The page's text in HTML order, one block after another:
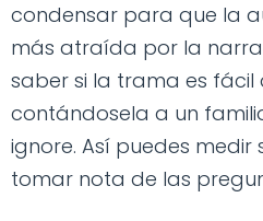
condensar para que la
más atraída por la
saber si la trama es fácil
contándosela a un
ignore. Así puedes medir
tomar nota de las